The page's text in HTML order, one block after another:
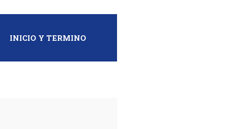
INICIO Y TERMINO